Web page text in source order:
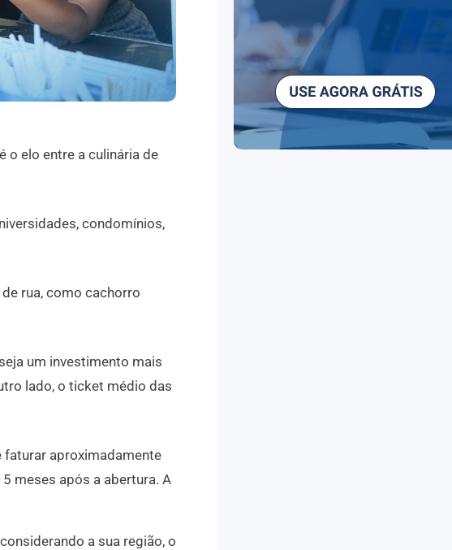
o elo entre a culinária de
condomínios,
rua, como cachorro
um investimento mais
lado, o ticket médio das
faturar aproximadamente
meses após a abertura. A
a sua região, o